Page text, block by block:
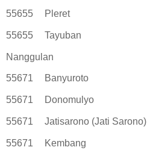
55655 Pleret
55655 Tayuban
Nanggulan
55671 Banyuroto
55671 Donomulyo
55671 Jatisarono (Jati Sarono)
55671 Kembang